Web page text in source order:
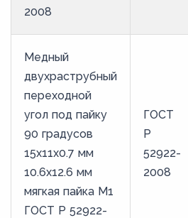
2008
Медный
двухраструбный
переходной
угол под пайку
90 градусов
15х11х0.7 мм
10.6х12.6 мм
мягкая пайка М1
ГОСТ Р 52922-
ГОСТ
Р
52922-
2008